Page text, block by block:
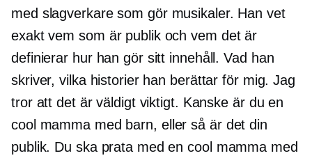
med slagverkare som gör musikaler. Han vet
exakt vem som är publik och vem det är
definierar hur han gör sitt innehåll. Vad han
skriver, vilka historier han berättar för mig. Jag
tror att det är väldigt viktigt. Kanske är du en
cool mamma med barn, eller så är det din
publik. Du ska prata med en cool mamma med